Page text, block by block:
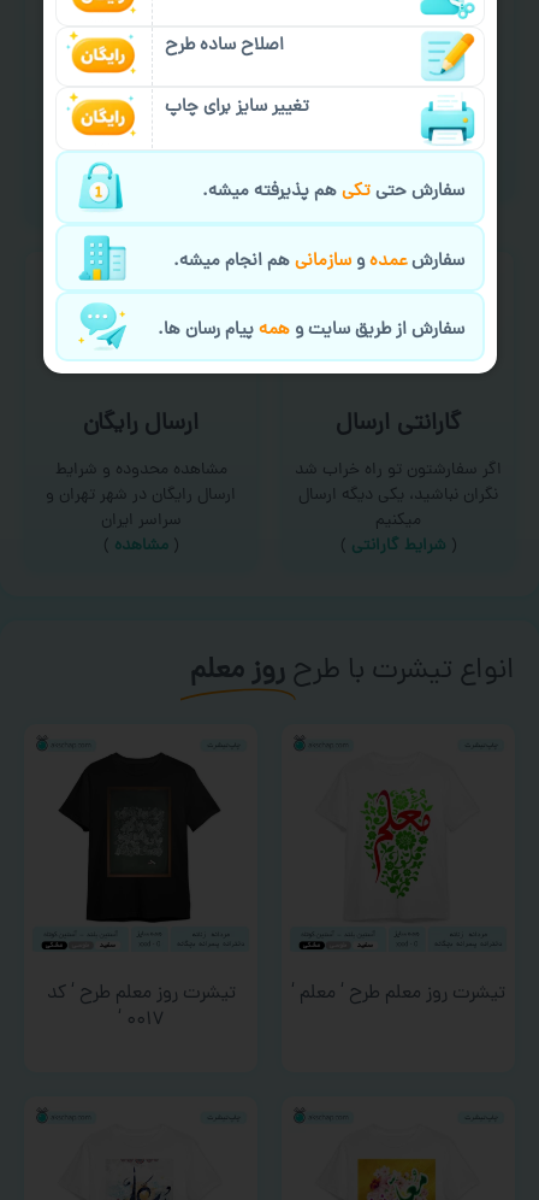
سفارش گیری آنلاین
امکان سفارش از طریق چت و
سایت با پشتیبانی آنلاین
چاپ عمده و فوری
برای درخواست خدمات چاپ
عمده و فوری با ما تماس
بگیرید
تماس با ما)
گارانتی ارسال
اگر سفارشتون تو راه خراب شد
نگران نباشید، یکی دیگه ارسال
میکنیم
( شرایط گارانتی )
ارسال رایگان
مشاهده محدوده و شرایط
ارسال رایگان در شهر تهران و
سراسر ایران
(مشاهده )
انواع تیشرت با طرحروز معلم
تیشرت روز معلم طرح ‘ معلم ‘
تیشرت روز معلم طرح ‘ کد
۰۰۱۷ ‘
اصلاح ساده طرح
تغییر سایز برای چاپ
سفارش حتیتکیهم پذیرفته میشه.
سفارشعمدهوسازمانیهم انجام میشه.
سفارش از طریق سایت وهمهپیام رسان ها.